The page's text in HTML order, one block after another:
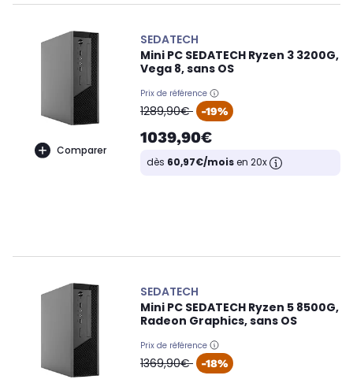
Comparer
SEDATECH
Mini PC SEDATECH Ryzen 3 3200G,
Vega 8, sans OS
Prix de référence
oldPrice
1289,90€ -19%
1039,90€
dès 60,97€/moisen 20x
SEDATECH
Mini PC SEDATECH Ryzen 5 8500G,
Radeon Graphics, sans OS
Prix de référence
oldPrice
1369,90€ -18%